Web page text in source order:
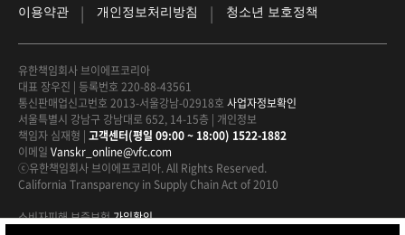
이용약관 | 개인정보처리방침 | 청소년 보호정책
유한책임회사 브이에프코리아
대표 장우진 | 등록번호 220-88-43561
통신판매업신고번호 2013-서울강남-02918호 사업자정보확인
서울특별시 강남구 강남대로 652, 14-15층 | 개인정보
책임자 심재형 | 고객센터(평일 09:00 ~ 18:00) 1522-1882
이메일 Vanskr_online@vfc.com
ⓒ유한책임회사 브이에프코리아. All Rights Reserved.
California Transparency in Supply Chain Act of 2010
소비자피해 보증보험가입확인